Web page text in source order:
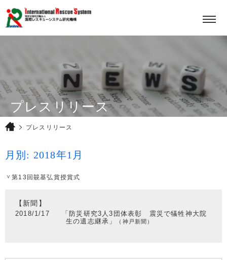
プレスリリース
プレスリリース
月別: 2018年1月
第13回竸基弘賞授賞式
【新聞】
2018/1/17
「防災研究3人3団体表彰 震災で犠牲神大院
生の遺志継承」
（神戸新聞）
プロジェクト
竸基弘賞
法人概要